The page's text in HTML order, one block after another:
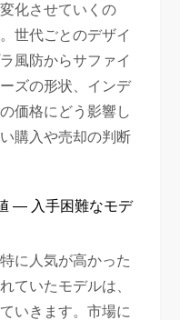
化させていくの
世代ごとのデザイ
風防からサファイ
ズの形状、インデ
価格にどう影響し
購入や売却の判断
— 入手困難なモデ
に人気が高かった
ていたモデルは、
いきます。市場に